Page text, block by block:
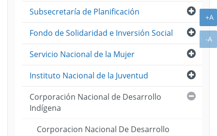
Abrir
Subsecretaría de Planificación
Abrir
Fondo de Solidaridad e Inversión Social
Abrir
Servicio Nacional de la Mujer
Abrir
Instituto Nacional de la Juventud
Corporación Nacional de Desarrollo
Indígena
Corporacion Nacional De Desarrollo
+A
-A